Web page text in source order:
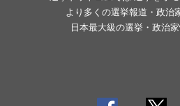
より多くの選挙報道・政治
日本最大級の選挙・政治